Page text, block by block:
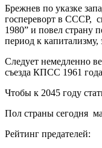
Брежнев по указке
госпереворт в СССР,
1980” и повел
период к
Следует немедленно
съезда КПСС 1961
Чтобы к 2045 году
Пол страны сегодня
Рейтинг предателей: